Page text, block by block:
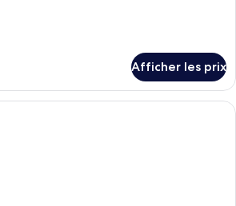
Afficher les prix
Une chambre d’hôtel moderne